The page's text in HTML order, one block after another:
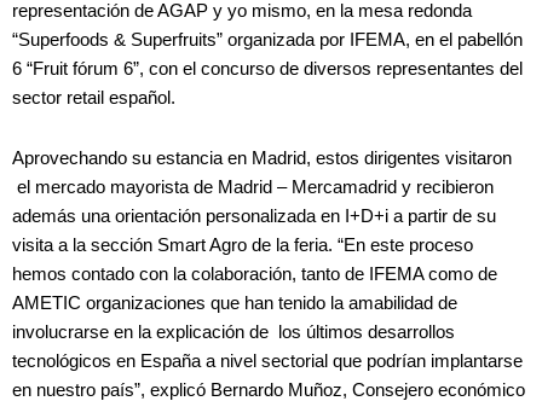
representación de AGAP y yo mismo, en la mesa redonda
“Superfoods & Superfruits” organizada por IFEMA, en el pabellón
6 “Fruit fórum 6”, con el concurso de diversos representantes del
sector retail español.
Aprovechando su estancia en Madrid, estos dirigentes visitaron
el mercado mayorista de Madrid – Mercamadrid y recibieron
además una orientación personalizada en I+D+i a partir de su
visita a la sección Smart Agro de la feria. “En este proceso
hemos contado con la colaboración, tanto de IFEMA como de
AMETIC organizaciones que han tenido la amabilidad de
involucrarse en la explicación de los últimos desarrollos
tecnológicos en España a nivel sectorial que podrían implantarse
en nuestro país”, explicó Bernardo Muñoz, Consejero económico